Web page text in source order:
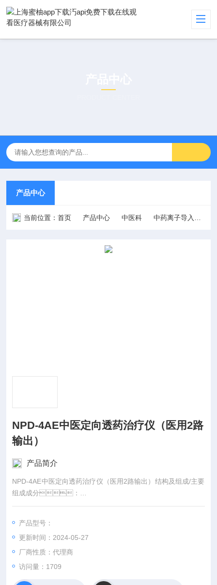
产品中心
当前位置：首页 产品中心 中医科 中药离子导入治疗仪
NPD-4AE中医定向透药治疗仪（医用2路
输出）
产品简介
NPD-4AE中医定向透药治疗仪（医用2路输出）结构及组成/主要
组成成分：
中医定向透药治疗仪由主机和皮肤电极组成
产品型号：
更新时间：2024-05-27
厂商性质：代理商
访问量：1709